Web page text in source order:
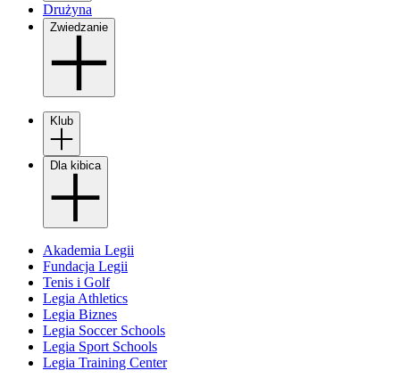
Drużyna
Zwiedzanie
Klub
Dla kibica
Akademia Legii
Fundacja Legii
Tenis i Golf
Legia Athletics
Legia Biznes
Legia Soccer Schools
Legia Sport Schools
Legia Training Center